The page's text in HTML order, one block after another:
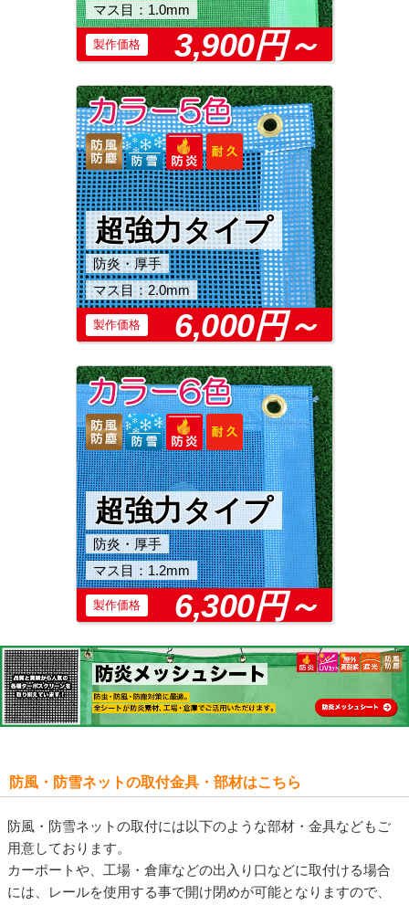
マス目：1.0mm
製作価格 3,900円～
超強力タイプ
防炎・厚手
マス目：2.0mm
製作価格 6,000円～
超強力タイプ
防炎・厚手
マス目：1.2mm
製作価格 6,300円～
防風・防雪ネットの取付金具・部材はこちら
防風・防雪ネットの取付には以下のような部材・金具などもご
用意しております。
カーポートや、工場・倉庫などの出入り口などに取付ける場合
には、レールを使用する事で開け閉めが可能となりますので、